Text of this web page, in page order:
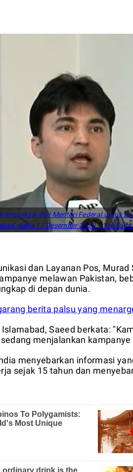
dan Menteri Federal untuk
pada 17 Desember 2020. -
dan Layanan Pos,
melawan Pakistan,
di depan dunia.
berita palsu yang
Saeed berkata:
menjalankan
menyebarkan informasi
sejak 15 tahun dan